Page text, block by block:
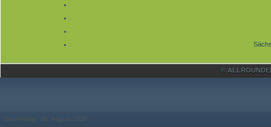
©
Donnerstag, 06. August 2026